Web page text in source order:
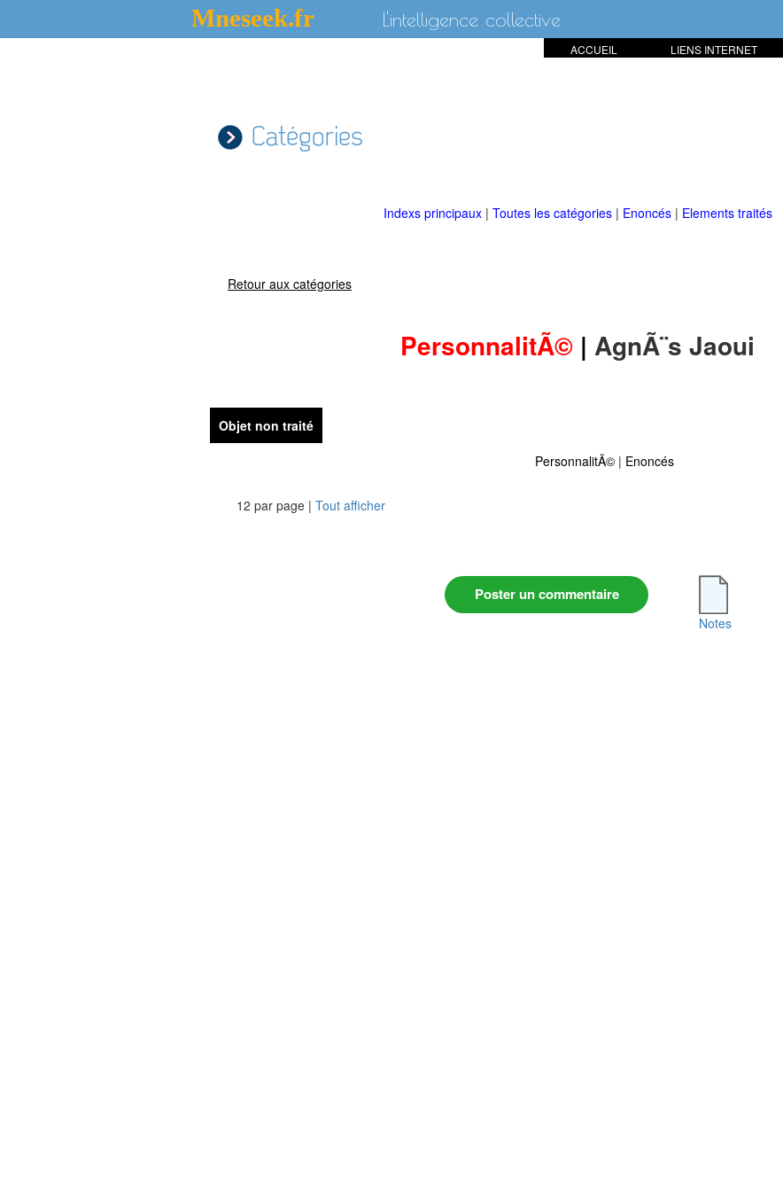
Mneseek.fr L'intelligence collective
LIENS INTERNET
ACCUEIL
Catégories
Indexs principaux | Toutes les catégories | Enoncés | Elements traités
Retour aux catégories
PersonnalitÃ© | AgnÃ¨s Jaoui
Objet non traité
PersonnalitÃ©| Enoncés
12 par page | Tout afficher
Poster un commentaire
Notes